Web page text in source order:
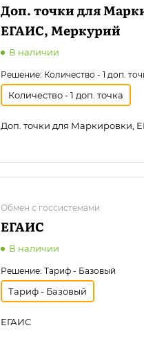
Доп. точки для
ЕГАИС, Меркурий
В наличии
Решение: Количество - 1 доп.
Количество - 1 доп. точка
Доп. точки для Маркировки,
Обмен с госсистемами
ЕГАИС
В наличии
Решение: Тариф - Базовый
Тариф - Базовый
ЕГАИС